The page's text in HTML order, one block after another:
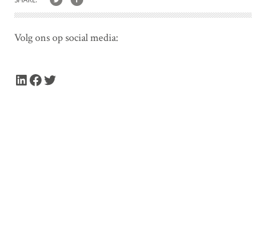
Volg ons op social media:
LinkedIn Facebook